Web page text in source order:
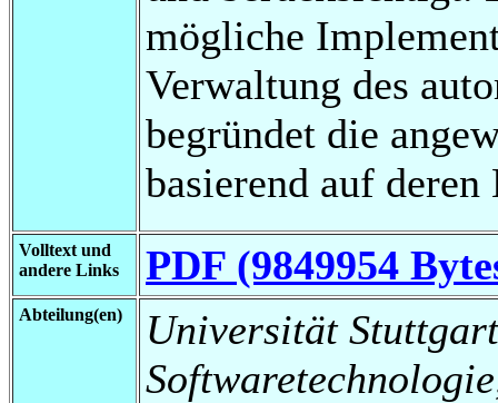
mögliche
Verwaltung des
begründet die
basierend auf deren
Volltext und
andere Links
PDF (9849954
Abteilung(en)
Universität